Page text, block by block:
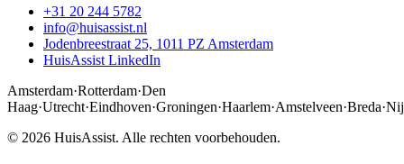
+31 20 244 5782
info@huisassist.nl
Jodenbreestraat 25, 1011 PZ Amsterdam
HuisAssist LinkedIn
Amsterdam·Rotterdam·Den
Haag·Utrecht·Eindhoven·Groningen·Haarlem·Amstelveen·Breda·
© 2026 HuisAssist. Alle rechten voorbehouden.